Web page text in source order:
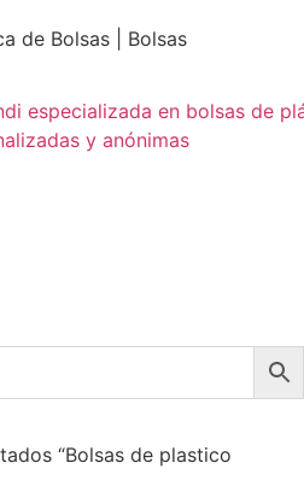
de Bolsas | Bolsas
“Bolsas de plastico